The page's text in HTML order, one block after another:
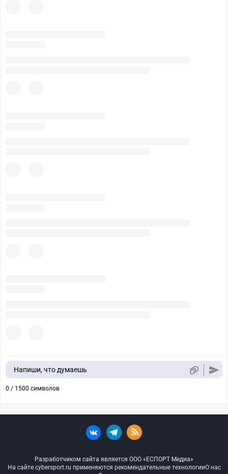
Напиши, что думаешь
0 / 1500 символов
Разработчиком сайта является ООО «ЕСПОРТ Медиа»
На сайте cybersport.ru применяются рекомендательные технологииО нас